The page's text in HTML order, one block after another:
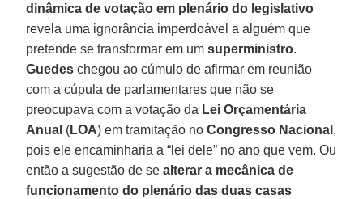
dinâmica de votação em plenário do legislativo
revela uma ignorância imperdoável a alguém que
pretende se transformar em umsuperministro.
Guedes chegou ao cúmulo de afirmar em reunião
com a cúpula de parlamentares que não se
preocupava com a votação da Lei Orçamentária
Anual (LOA) em tramitação noCongresso Nacional ,
pois ele encaminharia a “lei dele” no ano que vem. Ou
então a sugestão de sealterar a mecânica de
funcionamento do plenário das duas casas